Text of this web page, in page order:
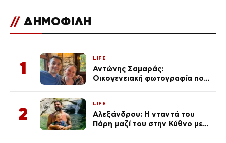
// ΔΗΜΟΦΙΛΗ
1
LIFE
Αντώνης Σαμαράς:
Οικογενειακή φωτογραφία που
Λένας
2
LIFE
Αλεξάνδρου: Η νταντά του
Πάρη μαζί του στην Κύθνο με